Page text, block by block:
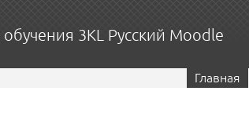
3KL Русский Moodle
Главная